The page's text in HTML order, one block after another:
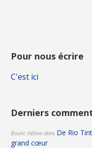
Pour nous écrire
C'est ici
Derniers
Boulic Hélène dans De Rio
grand cœur